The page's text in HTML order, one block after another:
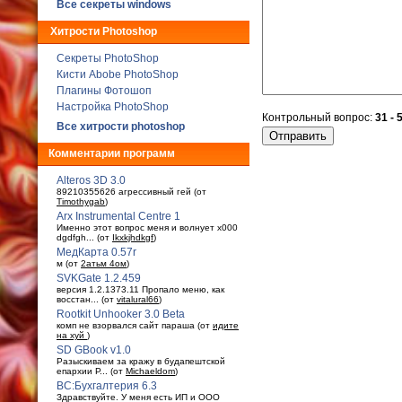
Все секреты windows
Хитрости Photoshop
Секреты PhotoShop
Кисти Abobe PhotoShop
Плагины Фотошоп
Настройка PhotoShop
Все хитрости photoshop
Комментарии программ
Alteros 3D 3.0
89210355626 агрессивный гей (от
Timothygab)
Arx Instrumental Centre 1
Именно этот вопрос меня и волнует x000
dgdfgh... (от Ikxkjhdkgf)
МедКарта 0.57r
м (от 2атьм 4ом)
SVKGate 1.2.459
версия 1.2.1373.11 Пропало меню, как
восстан... (от vitalural66)
Rootkit Unhooker 3.0 Beta
комп не взорвался сайт параша (от идите
на хуй )
SD GBook v1.0
Разыскиваем за кражу в будaпештской
епархии Р... (от Michaeldom)
ВС:Бухгалтерия 6.3
Здравствуйте. У меня есть ИП и ООО
Контрольный вопрос: 31 -